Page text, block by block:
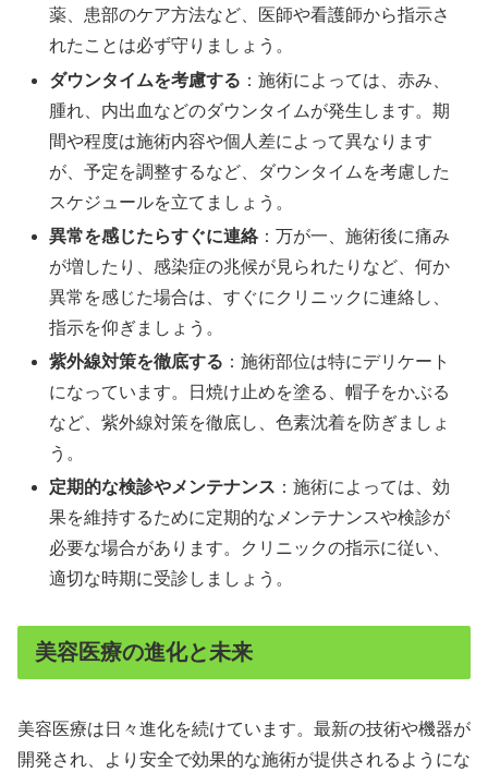
薬、患部のケア方法など、医師や看護師から指示さ
れたことは必ず守りましょう。
ダウンタイムを考慮する ：施術によっては、赤み、
腫れ、内出血などのダウンタイムが発生します。期
間や程度は施術内容や個人差によって異なります
が、予定を調整するなど、ダウンタイムを考慮した
スケジュールを立てましょう。
異常を感じたらすぐに連絡 ：万が一、施術後に痛み
が増したり、感染症の兆候が見られたりなど、何か
異常を感じた場合は、すぐにクリニックに連絡し、
指示を仰ぎましょう。
紫外線対策を徹底する ：施術部位は特にデリケート
になっています。日焼け止めを塗る、帽子をかぶる
など、紫外線対策を徹底し、色素沈着を防ぎましょ
う。
定期的な検診やメンテナンス ：施術によっては、効
果を維持するために定期的なメンテナンスや検診が
必要な場合があります。クリニックの指示に従い、
適切な時期に受診しましょう。
美容医療の進化と未来
美容医療は日々進化を続けています。最新の技術や機器が
開発され、より安全で効果的な施術が提供されるようにな